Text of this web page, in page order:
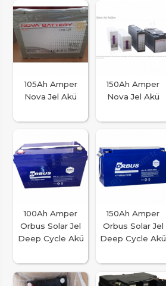
105Ah Amper
Nova Jel Akü
150Ah Amper
Nova Jel Akü
100Ah Amper
Orbus Solar Jel
Deep Cycle Akü
150Ah Amper
Orbus Solar Jel
Deep Cycle Akü